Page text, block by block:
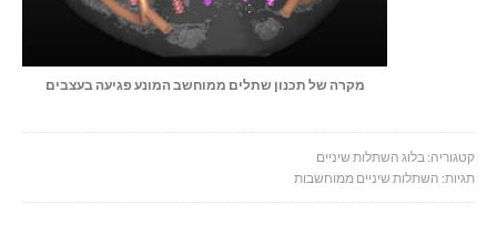
מקרה של תכנון שתלים ממוחשב המונע פגיעה בעצבים
קטגוריה: בלוג השתלות שיניים
תגיות: השתלות שיניים ממוחשבות